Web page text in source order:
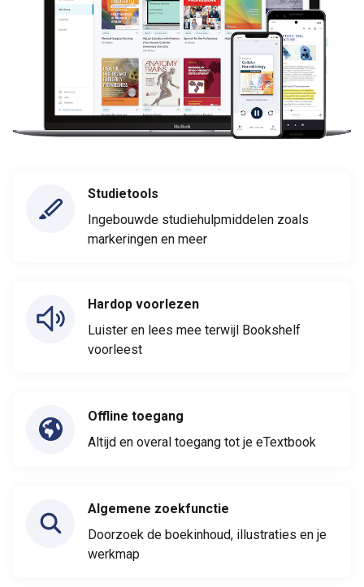
Studietools
Ingebouwde studiehulpmiddelen zoals
markeringen en meer
Hardop voorlezen
Luister en lees mee terwijl Bookshelf
voorleest
Offline toegang
Altijd en overal toegang tot je eTextbook
Algemene zoekfunctie
Doorzoek de boekinhoud, illustraties en je
werkmap